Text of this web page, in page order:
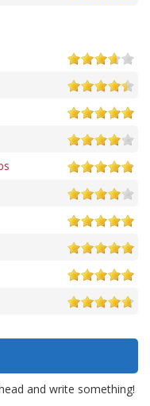
and write something!